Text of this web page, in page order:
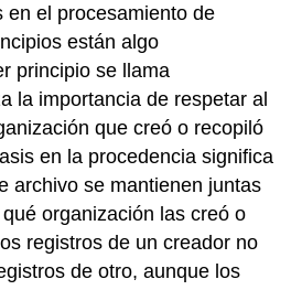
en el procesamiento de
están algo
principio se llama
la importancia de respetar al
que creó o recopiló
en la procedencia significa
archivo se mantienen juntas
organización las creó o
registros de un creador no
de otro, aunque los